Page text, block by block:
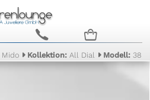
c n
Mido Kollektion: All Dial Modell: